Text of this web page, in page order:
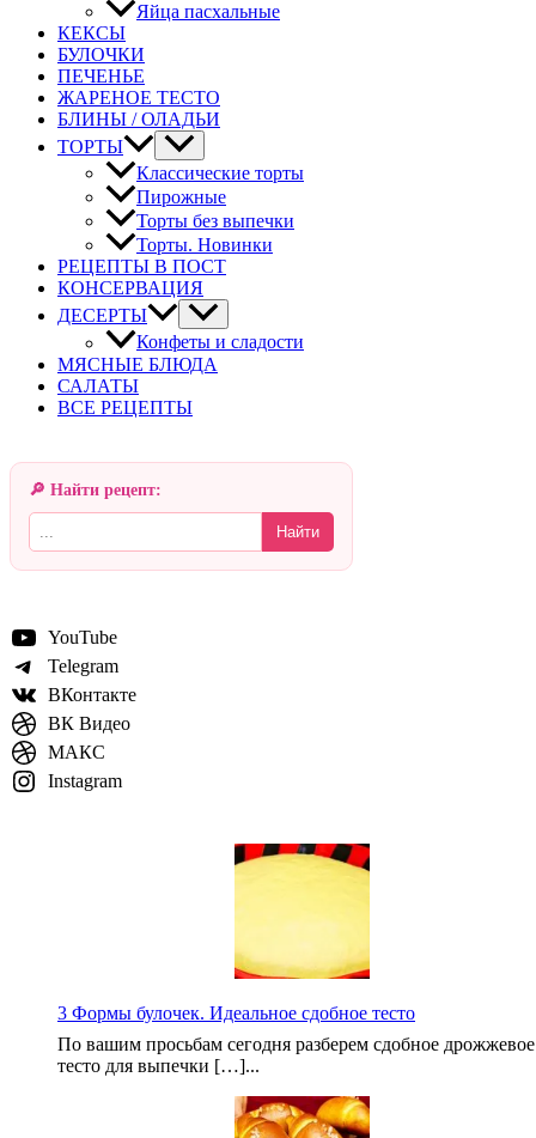
Яйца пасхальные
КЕКСЫ
БУЛОЧКИ
ПЕЧЕНЬЕ
ЖАРЕНОЕ ТЕСТО
БЛИНЫ / ОЛАДЬИ
ТОРТЫ
Классические торты
Пирожные
Торты без выпечки
Торты. Новинки
РЕЦЕПТЫ В ПОСТ
КОНСЕРВАЦИЯ
ДЕСЕРТЫ
Конфеты и сладости
МЯСНЫЕ БЛЮДА
САЛАТЫ
ВСЕ РЕЦЕПТЫ
🔎 Найти рецепт:
Найти
YouTube
Telegram
ВКонтакте
ВК Видео
МАКС
Instagram
3 Формы булочек. Идеальное сдобное тесто
По вашим просьбам сегодня разберем сдобное дрожжевое
тесто для выпечки […]...